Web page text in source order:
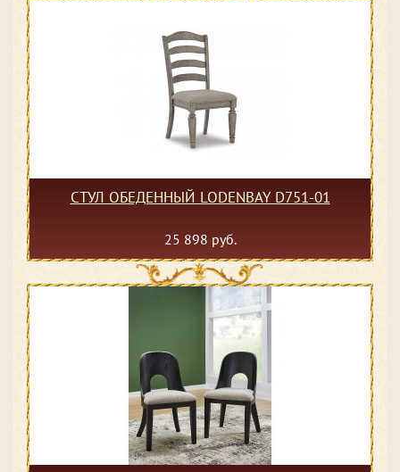
СТУЛ ОБЕДЕННЫЙ LODENBAY D751-01
25 898 руб.